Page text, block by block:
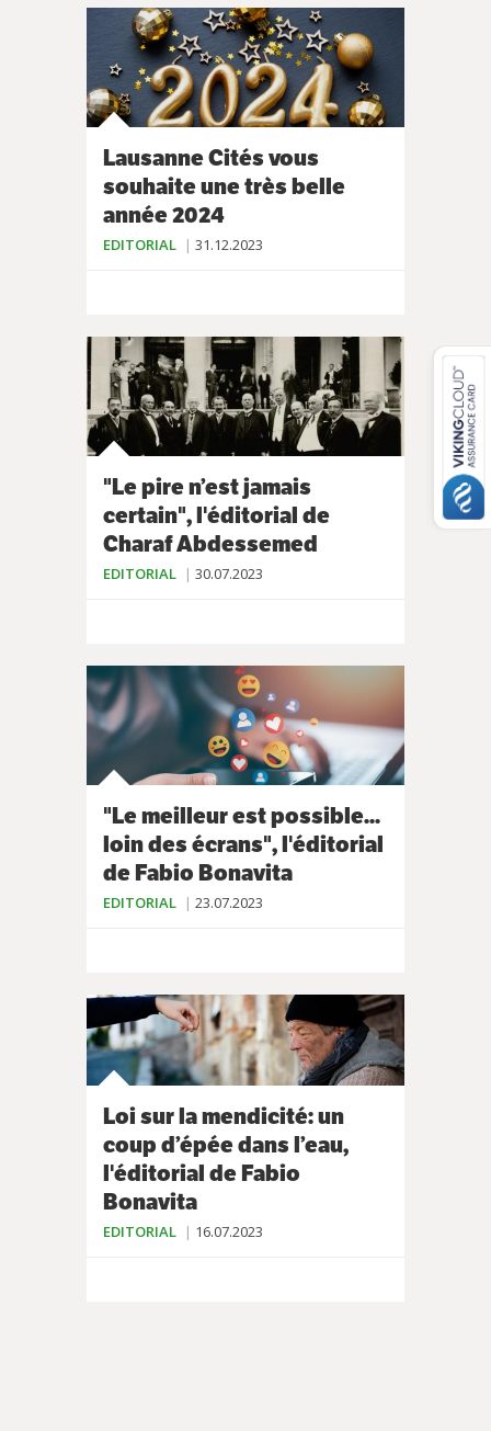
Lausanne Cités vous
souhaite une très belle
année 2024
EDITORIAL 31.12.2023
"Le pire n’est jamais
certain", l'éditorial de
Charaf Abdessemed
EDITORIAL 30.07.2023
"Le meilleur est possible...
loin des écrans", l'éditorial
de Fabio Bonavita
EDITORIAL 23.07.2023
Loi sur la mendicité: un
coup d’épée dans l’eau,
l'éditorial de Fabio
Bonavita
EDITORIAL 16.07.2023